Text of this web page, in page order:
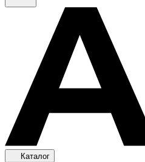
Каталог